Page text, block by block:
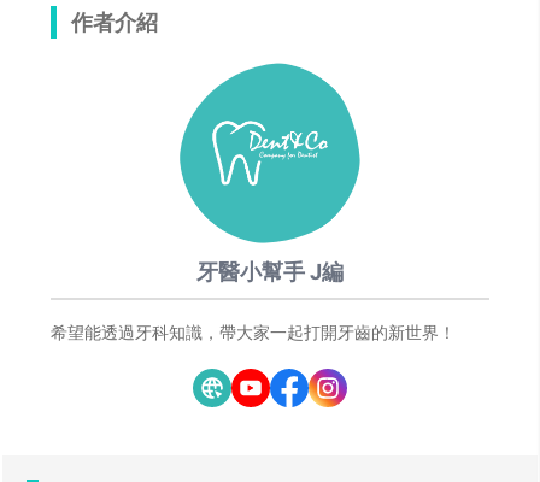
作者介紹
牙醫小幫手 J編
希望能透過牙科知識，帶大家一起打開牙齒的新世界！